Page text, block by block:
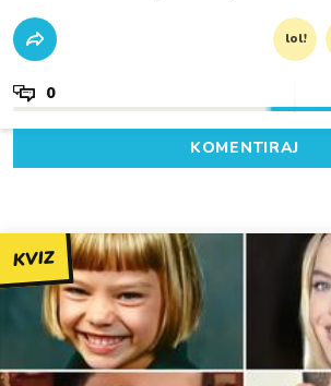
lol!
0
KOMENTIRAJ
KVIZ